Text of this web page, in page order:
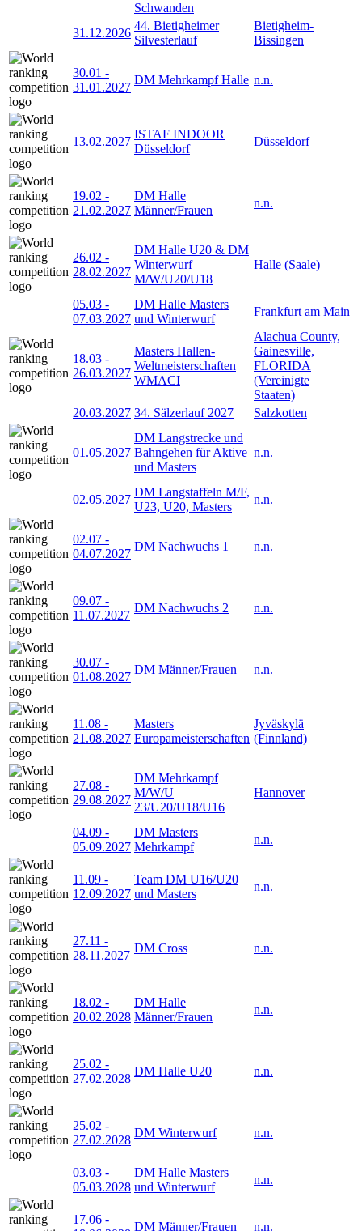
Schwanden
31.12.2026
44. Bietigheimer
Silvesterlauf
Bietigheim-
Bissingen
30.01 -
31.01.2027
DM Mehrkampf Halle n.n.
13.02.2027
ISTAF INDOOR
Düsseldorf
Düsseldorf
19.02 -
21.02.2027
DM Halle
Männer/Frauen
n.n.
26.02 -
28.02.2027
DM Halle U20 & DM
Winterwurf
M/W/U20/U18
Halle (Saale)
05.03 -
07.03.2027
DM Halle Masters
und Winterwurf
Frankfurt am Main
18.03 -
26.03.2027
Masters Hallen-
Weltmeisterschaften
WMACI
Alachua County,
Gainesville,
FLORIDA
(Vereinigte
Staaten)
20.03.2027 34. Sälzerlauf 2027 Salzkotten
01.05.2027
DM Langstrecke und
Bahngehen für Aktive
und Masters
n.n.
02.05.2027
DM Langstaffeln M/F,
U23, U20, Masters
n.n.
02.07 -
04.07.2027
DM Nachwuchs 1 n.n.
09.07 -
11.07.2027
DM Nachwuchs 2 n.n.
30.07 -
01.08.2027
DM Männer/Frauen n.n.
11.08 -
21.08.2027
Masters
Europameisterschaften
Jyväskylä
(Finnland)
27.08 -
29.08.2027
DM Mehrkampf
M/W/U
23/U20/U18/U16
Hannover
04.09 -
05.09.2027
DM Masters
Mehrkampf
n.n.
11.09 -
12.09.2027
Team DM U16/U20
und Masters
n.n.
27.11 -
28.11.2027
DM Cross n.n.
18.02 -
20.02.2028
DM Halle
Männer/Frauen
n.n.
25.02 -
27.02.2028
DM Halle U20 n.n.
25.02 -
27.02.2028
DM Winterwurf n.n.
03.03 -
05.03.2028
DM Halle Masters
und Winterwurf
n.n.
17.06 -
DM Männer/Frauen n.n.